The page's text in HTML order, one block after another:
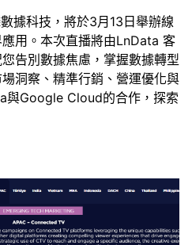
據科技，將於3月13日舉辦線
用。本次直播將由LnData 客
告別數據焦慮，掌握數據轉型
洞察、精準行銷、營運優化與
與Google Cloud的合作，探索